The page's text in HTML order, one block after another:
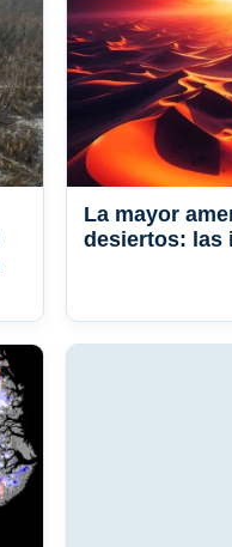
La mayor
desiertos: las